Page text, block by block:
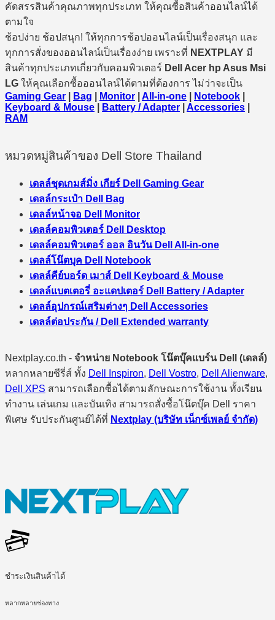
คัดสรรสินค้าคุณภาพทุกประเภท ให้คุณซื้อสินค้าออนไลน์ได้
ตามใจ
ช้อปง่าย ช้อปสนุก! ให้ทุกการช้อปออนไลน์เป็นเรื่องสนุก และ
ทุกการสั่งของออนไลน์เป็นเรื่องง่าย เพราะที่ NEXTPLAY มี
สินค้าทุกประเภทเกี่ยวกับคอมพิวเตอร์ Dell Acer hp Asus Msi
LG ให้คุณเลือกซื้อออนไลน์ได้ตามที่ต้องการ ไม่ว่าจะเป็น
Gaming Gear
Bag Monitor All-in-one Notebook
Keyboard & Mouse
Battery / Adapter Accessories
RAM
หมวดหมู่สินค้าของ Dell Store Thailand
เดลล์ชุดเกมส์มิ่ง เกียร์ Dell Gaming Gear
เดลล์กระเป๋า Dell Bag
เดลล์หน้าจอ Dell Monitor
เดลล์คอมพิวเตอร์ Dell Desktop
เดลล์คอมพิวเตอร์ ออล อินวัน Dell All-in-one
เดลล์โน๊ตบุค Dell Notebook
เดลล์คีย์บอร์ด เมาส์ Dell Keyboard & Mouse
เดลล์แบตเตอรี่ อะแดปเตอร์ Dell Battery / Adapter
เดลล์อุปกรณ์เสริมต่างๆ Dell Accessories
เดลล์ต่อประกัน / Dell Extended warranty
Nextplay.co.th - จำหน่าย Notebook โน๊ตบุ๊คแบร์น Dell (เดลล์)
หลากหลายซีรี่ส์ ทั้ง Dell Inspiron, Dell Vostro, Dell Alienware,
Dell XPS สามารถเลือกซื้อได้ตามลักษณะการใช้งาน ทั้งเรียน
ทำงาน เล่นเกม และบันเทิง สามารถสั่งซื้อโน๊ตบุ๊ค Dell ราคา
พิเศษ รับประกันศูนย์ได้ที่ Nextplay (บริษัท เน็กซ์เพลย์ จำกัด)
ชำระเงินสินค้าได้
หลากหลายช่องทาง